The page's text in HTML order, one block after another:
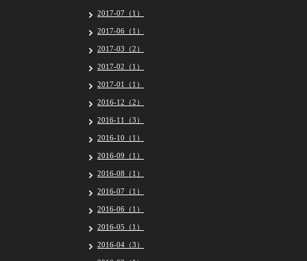
2017-07（1）
2017-06（1）
2017-03（2）
2017-02（1）
2017-01（1）
2016-12（2）
2016-11（3）
2016-10（1）
2016-09（1）
2016-08（1）
2016-07（1）
2016-06（1）
2016-05（1）
2016-04（3）